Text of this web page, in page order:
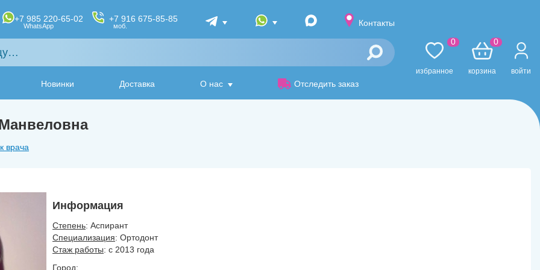
+7 985 220-65-02
WhatsApp
+7 916 675-85-85
моб. Контакты
Новинки Доставка О нас Отследить заказ
избранное
0
корзина
0
войти
врача
Информация
Степень: Аспирант
Специализация: Ортодонт
Стаж работы: с 2013 года
Город: